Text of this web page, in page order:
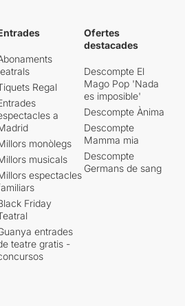
Regal
a
monòlegs
musicals
espectacles
Friday
entrades
teatre gratis -
Ofertes
destacades
Descompte El
Mago Pop 'Nada
es imposible'
Descompte Ànima
Descompte
Mamma mia
Descompte
Germans de sang